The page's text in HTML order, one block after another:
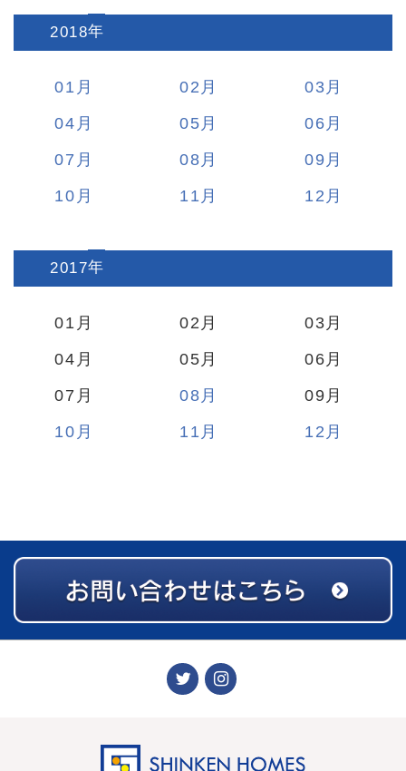
2018:
01 02
03
04
05
06
07
08
09
10
11 12
2017:
01 02
03
04
05
06
07
08
09
10
11 12